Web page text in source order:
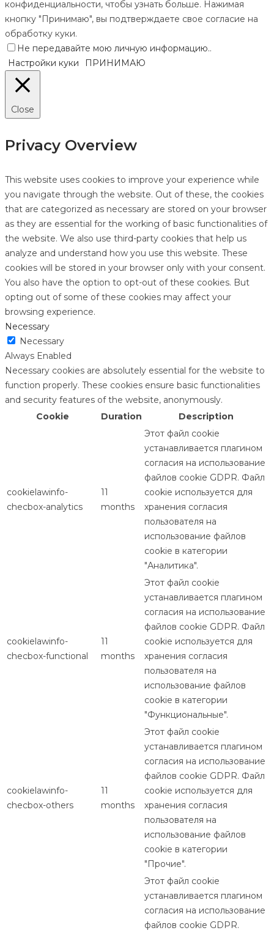
конфиденциальности, чтобы узнать больше. Нажимая
кнопку "Принимаю", вы подтверждаете свое согласие на
обработку куки.
Не передавайте мою личную информацию..
Настройки куки
ПРИНИМАЮ
Close
Privacy Overview
This website uses cookies to improve your experience while
you navigate through the website. Out of these, the cookies
that are categorized as necessary are stored on your browser
as they are essential for the working of basic functionalities of
the website. We also use third-party cookies that help us
analyze and understand how you use this website. These
cookies will be stored in your browser only with your consent.
You also have the option to opt-out of these cookies. But
opting out of some of these cookies may affect your
browsing experience.
Necessary
Necessary
Always Enabled
Necessary cookies are absolutely essential for the website to
function properly. These cookies ensure basic functionalities
and security features of the website, anonymously.
Cookie
Duration Description
cookielawinfo-
checbox-analytics
11
months
Этот файл cookie
устанавливается плагином
согласия на использование
файлов cookie GDPR. Файл
cookie используется для
хранения согласия
пользователя на
использование файлов
cookie в категории
"Аналитика".
cookielawinfo-
checbox-functional
11
months
Этот файл cookie
устанавливается плагином
согласия на использование
файлов cookie GDPR. Файл
cookie используется для
хранения согласия
пользователя на
использование файлов
cookie в категории
"Функциональные".
cookielawinfo-
checbox-others
11
months
Этот файл cookie
устанавливается плагином
согласия на использование
файлов cookie GDPR. Файл
cookie используется для
хранения согласия
пользователя на
использование файлов
cookie в категории
"Прочие".
Этот файл cookie
устанавливается плагином
согласия на использование
файлов cookie GDPR.